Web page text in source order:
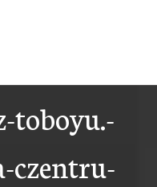
toboyu.-
czentru-